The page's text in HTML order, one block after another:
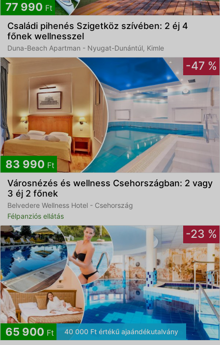
77 990 Ft
Családi pihenés Szigetköz szívében: 2 éj 4
főnek wellnesszel
Duna-Beach Apartman - Nyugat-Dunántúl, Kimle
-47 %
83 990 Ft
Városnézés és wellness Csehországban: 2 vagy
3 éj 2 főnek
Belvedere Wellness Hotel​ - Csehország
Félpanziós ellátás
-23 %
65 900 Ft 40 000 Ft értékű ajaándékutalvány